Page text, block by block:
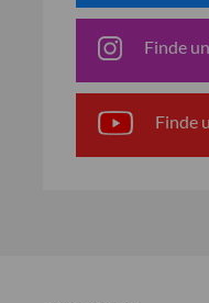
Finde
Finde